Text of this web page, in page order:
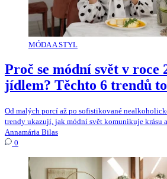
MÓDA A STYL
Proč se módní svět v roce
jídlem? Těchto 6 trendů
Od malých porcí až po sofistikované
trendy ukazují, jak módní svět komunikuje krásu
Annamária Bilas
0